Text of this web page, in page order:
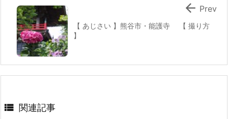
【 あじさい 】熊谷市・能護寺 【 撮り方
】
 Prev
 関連記事